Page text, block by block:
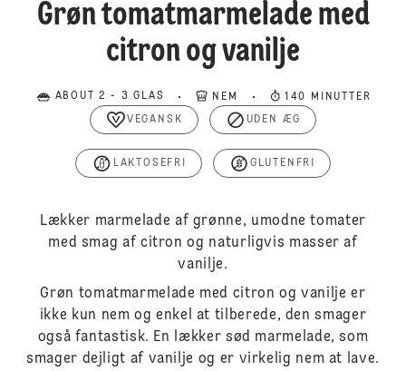
Grøn tomatmarmelade med
citron og vanilje
ABOUT 2 - 3 GLAS NEM 140 MINUTTER
VEGANSK UDEN ÆG
LAKTOSEFRI GLUTENFRI
Lækker marmelade af grønne, umodne tomater
med smag af citron og naturligvis masser af
vanilje.
Grøn tomatmarmelade med citron og vanilje er
ikke kun nem og enkel at tilberede, den smager
også fantastisk. En lækker sød marmelade, som
smager dejligt af vanilje og er virkelig nem at lave.